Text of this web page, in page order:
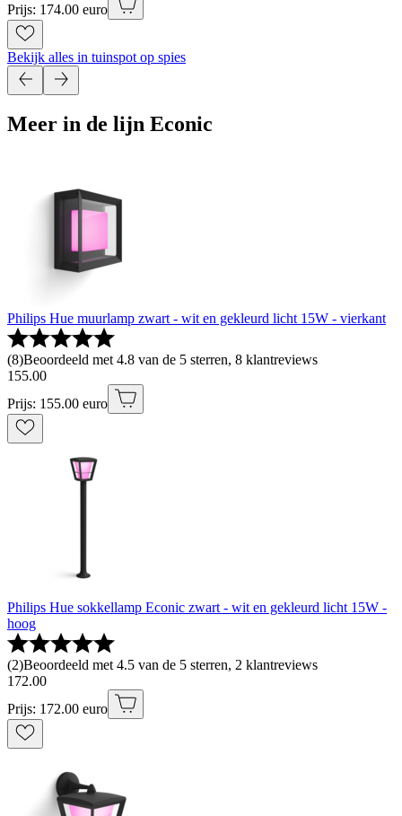
Prijs: 174.00 euro
Bekijk alles in tuinspot op spies
Meer in de lijn Econic
Philips Hue muurlamp zwart - wit en gekleurd licht 15W - vierkant
(8)Beoordeeld met 4.8 van de 5 sterren, 8 klantreviews
155.00
Prijs: 155.00 euro
Philips Hue sokkellamp Econic zwart - wit en gekleurd licht 15W -
hoog
(2)Beoordeeld met 4.5 van de 5 sterren, 2 klantreviews
172.00
Prijs: 172.00 euro